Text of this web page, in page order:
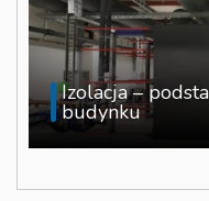
Izolacja –
budynku